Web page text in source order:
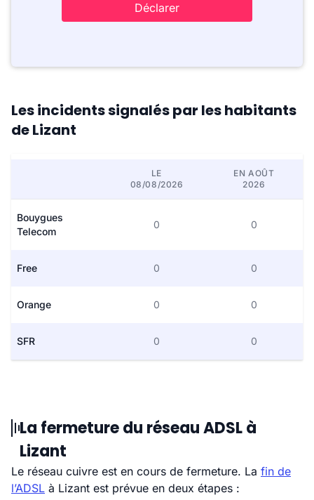
Déclarer
Les incidents signalés par les habitants
de Lizant
LE
08/08/2026
EN AOÛT
2026
Bouygues
Telecom
0 0
Free 0 0
Orange 0 0
SFR 0 0
La fermeture du réseau ADSL à
Lizant
Le réseau cuivre est en cours de fermeture. La fin de
l’ADSL à Lizant est prévue en deux étapes :